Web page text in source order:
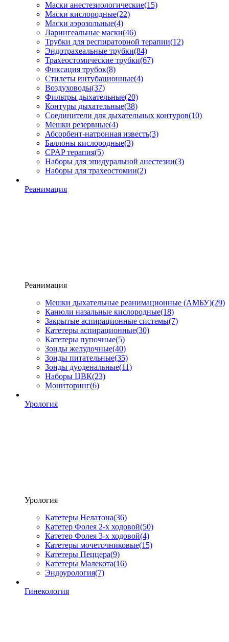
Маски анестезиологические(15)
Маски кислородные(22)
Маски аэрозольные(4)
Ларингеальные маски(46)
Трубки для респираторной терапии(12)
Эндотрахеальные трубки(84)
Трахеостомические трубки(67)
Фиксация трубок(8)
Стилеты интубационные(4)
Воздуховоды(37)
Фильтры дыхательные(20)
Контуры дыхательные(38)
Соединители для дыхательных контуров(10)
Мешки резервные(4)
Абсорбент-натронная известь(3)
Баллоны кислородные(3)
CPAP терапия(5)
Наборы для эпидуральной анестезии(3)
Наборы для трахеостомии(2)
Реанимация
Реанимация
Мешки дыхательные реанимационные (АМБУ)(29)
Канюли назальные кислородные(18)
Закрытые аспирационные системы(7)
Катетеры аспирационные(30)
Катетеры пупочные(5)
Зонды желудочные(40)
Зонды питательные(35)
Зонды дуоденальные(11)
Наборы ЦВК(23)
Мониторинг(6)
Урология
Урология
Катетеры Нелатона(36)
Катетер Фолея 2-х ходовой(50)
Катетер Фолея 3-х ходовой(4)
Катетеры мочеточниковые(15)
Катетеры Пеццера(9)
Катетеры Малекота(16)
Эндоурология(7)
Гинекология